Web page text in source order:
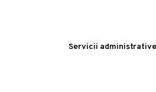
Servicii